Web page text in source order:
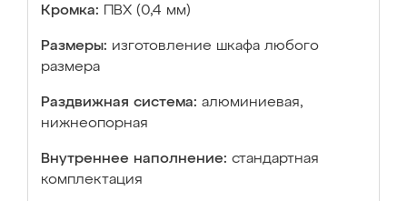
Кромка: ПВХ (0,4 мм)
Размеры: изготовление шкафа любого
размера
Раздвижная система: алюминиевая,
нижнеопорная
Внутреннее наполнение: стандартная
комплектация